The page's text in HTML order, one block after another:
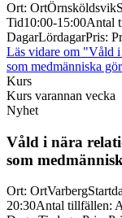
Ort: OrtÖrnsköldsvik
Tid10:00-15:00Antal
DagarLördagarPris:
Läs vidare om "Våld i
som medmänniska
Kurs
Kurs varannan vecka
Nyhet
Våld i nära
som
Ort: OrtVarberg
20:30Antal tillfällen: